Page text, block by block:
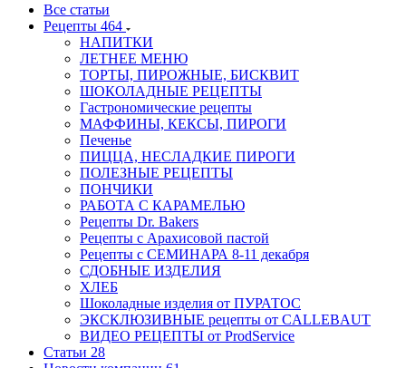
Все статьи
Рецепты 464
НАПИТКИ
ЛЕТНЕЕ МЕНЮ
ТОРТЫ, ПИРОЖНЫЕ, БИСКВИТ
ШОКОЛАДНЫЕ РЕЦЕПТЫ
Гастрономические рецепты
МАФФИНЫ, КЕКСЫ, ПИРОГИ
Печенье
ПИЦЦА, НЕСЛАДКИЕ ПИРОГИ
ПОЛЕЗНЫЕ РЕЦЕПТЫ
ПОНЧИКИ
РАБОТА С КАРАМЕЛЬЮ
Рецепты Dr. Bakers
Рецепты с Арахисовой пастой
Рецепты с СЕМИНАРА 8-11 декабря
СДОБНЫЕ ИЗДЕЛИЯ
ХЛЕБ
Шоколадные изделия от ПУРАТОС
ЭКСКЛЮЗИВНЫЕ рецепты от CALLEBAUT
ВИДЕО РЕЦЕПТЫ от ProdService
Статьи 28